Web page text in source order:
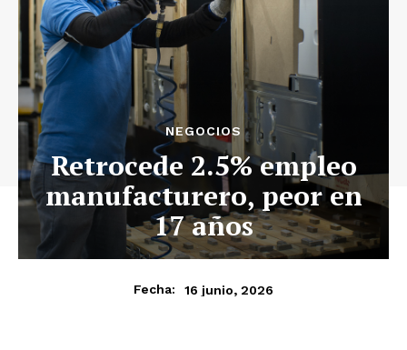
NEGOCIOS
Retrocede 2.5% empleo
manufacturero, peor en
17 años
Fecha: 16 junio, 2026